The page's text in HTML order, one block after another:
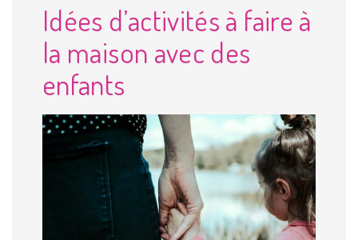
Idées d’activités à faire à
la maison avec des
enfants